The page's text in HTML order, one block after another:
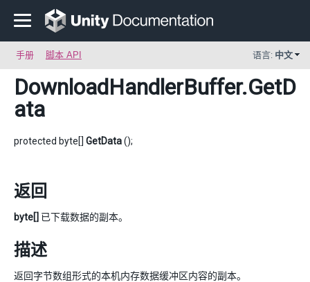
手册 脚本 API 语言: 中文
DownloadHandlerBuffer.GetD
ata
protected byte[] GetData();
返回
byte[] 已下载数据的副本。
描述
返回字节数组形式的本机内存数据缓冲区内容的副本。